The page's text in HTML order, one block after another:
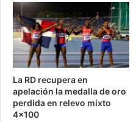
La RD recupera en
apelación la medalla de oro
perdida en relevo mixto
4×100